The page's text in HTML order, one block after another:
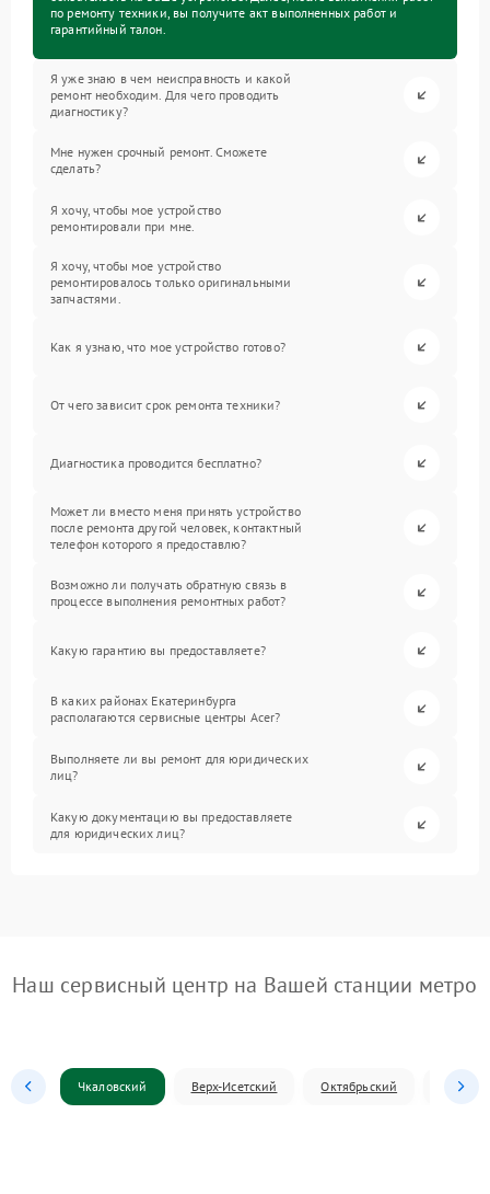
по ремонту техники, вы получите акт выполненных работ и
гарантийный талон.
Я уже знаю в чем неисправность и какой
ремонт необходим. Для чего проводить
диагностику?
Мне нужен срочный ремонт. Сможете
сделать?
Я хочу, чтобы мое устройство
ремонтировали при мне.
Я хочу, чтобы мое устройство
ремонтировалось только оригинальными
запчастями.
Как я узнаю, что мое устройство готово?
От чего зависит срок ремонта техники?
Диагностика проводится бесплатно?
Может ли вместо меня принять устройство
после ремонта другой человек, контактный
телефон которого я предоставлю?
Возможно ли получать обратную связь в
процессе выполнения ремонтных работ?
Какую гарантию вы предоставляете?
В каких районах Екатеринбурга
располагаются сервисные центры Acer?
Выполняете ли вы ремонт для юридических
лиц?
Какую документацию вы предоставляете
для юридических лиц?
Наш сервисный центр на Вашей станции метро
Чкаловский Верх-Исетский Октябрьский